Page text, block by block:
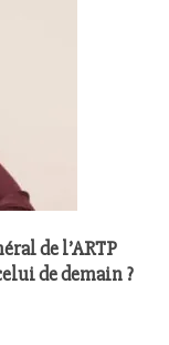
de l’ARTP
de demain ?